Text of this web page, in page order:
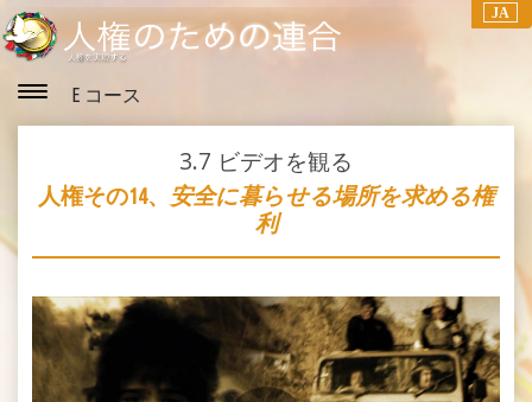
JA
E コース
3.7 ビデオを観る
人権その14、 安全に暮らせる場所を求める権
利